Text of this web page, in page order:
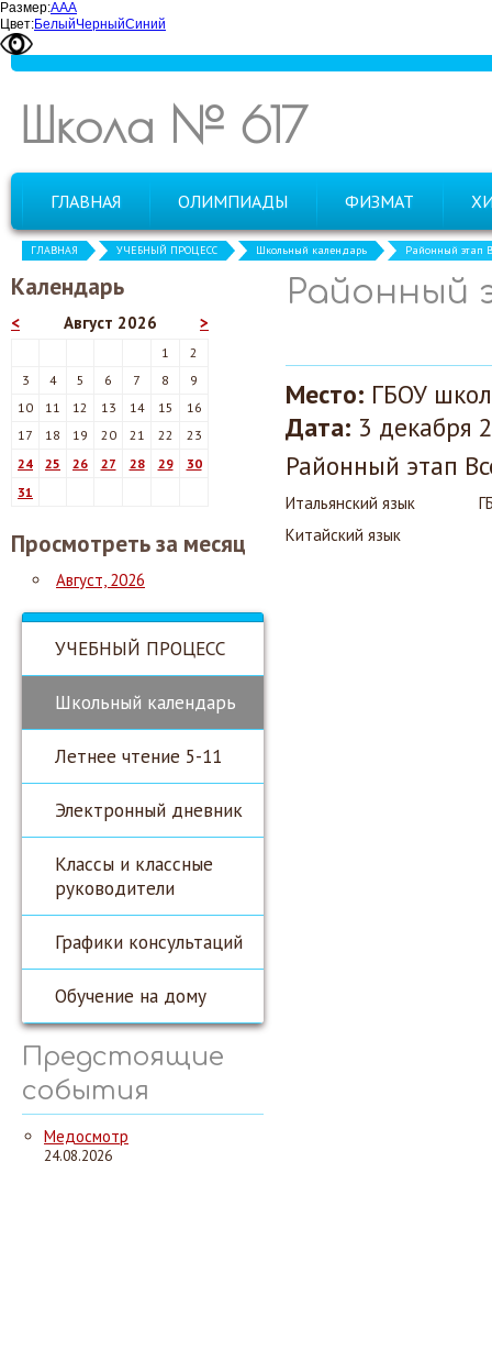
Размер:ААА
Цвет:БелыйЧерныйСиний
Школа № 617
ГЛАВНАЯ ОЛИМПИАДЫ ФИЗМАТ
ГЛАВНАЯ УЧЕБНЫЙ ПРОЦЕСС Школьный календарь Районный этап
Календарь
< >
Август 2026
1
2
3
4 5 6 7 8
9
10
11 12 13 14 15
16
17
18 19 20 21 22
23
24
25 26 27 28 29
30
31
Просмотреть за месяц
Август, 2026
УЧЕБНЫЙ ПРОЦЕСС
Школьный календарь
Летнее чтение 5-11
Электронный дневник
Классы и классные
руководители
Графики консультаций
Обучение на дому
Предстоящие
события
Медосмотр
24.08.2026
Районный
Место: ГБОУ
Дата: 3 декабря
Районный этап
Итальянский язык
Китайский язык